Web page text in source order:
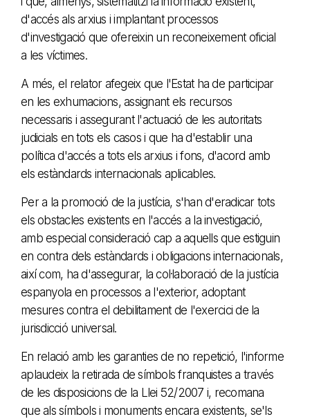
d'accés als arxius i implantant processos
d'investigació que ofereixin un reconeixement oficial
a les víctimes.
A més, el relator afegeix que l'Estat ha de participar
en les exhumacions, assignant els recursos
necessaris i assegurant l'actuació de les autoritats
judicials en tots els casos i que ha d'establir una
política d'accés a tots els arxius i fons, d'acord amb
els estàndards internacionals aplicables.
Per a la promoció de la justícia, s'han d'eradicar tots
els obstacles existents en l'accés a la investigació,
amb especial consideració cap a aquells que estiguin
en contra dels estàndards i obligacions internacionals,
així com, ha d'assegurar, la col·laboració de la justícia
espanyola en processos a l'exterior, adoptant
mesures contra el debilitament de l'exercici de la
jurisdicció universal.
En relació amb les garanties de no repetició, l'informe
aplaudeix la retirada de símbols franquistes a través
de les disposicions de la Llei 52/2007 i, recomana
que als símbols i monuments encara existents, se'ls